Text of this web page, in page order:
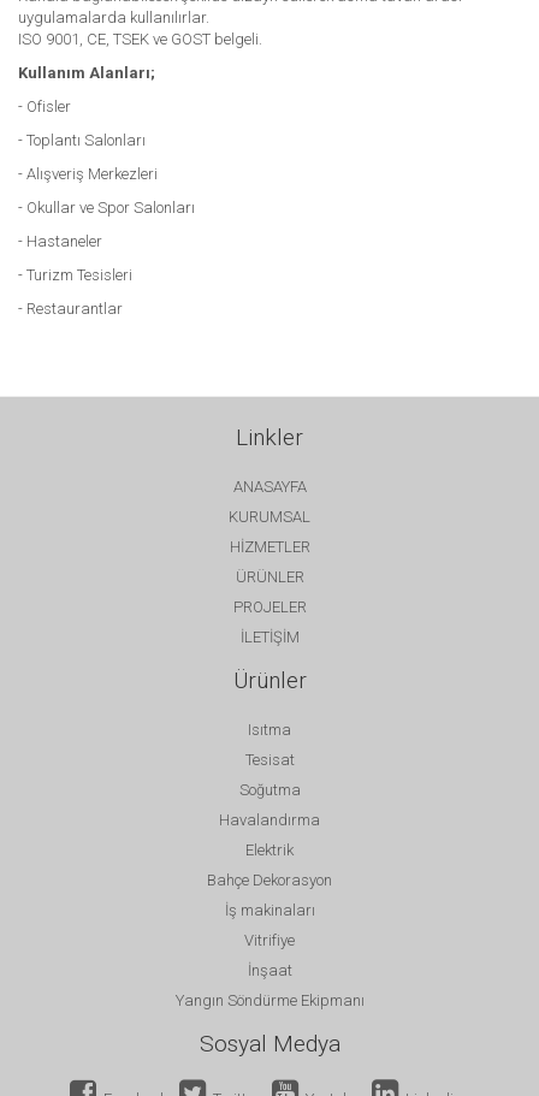
uygulamalarda kullanılırlar.
ISO 9001, CE, TSEK ve GOST belgeli.
Kullanım Alanları;
- Ofisler
- Toplantı Salonları
- Alışveriş Merkezleri
- Okullar ve Spor Salonları
- Hastaneler
- Turizm Tesisleri
- Restaurantlar
Linkler
ANASAYFA
KURUMSAL
HİZMETLER
ÜRÜNLER
PROJELER
İLETİŞİM
Ürünler
Isıtma
Tesisat
Soğutma
Havalandırma
Elektrik
Bahçe Dekorasyon
İş makinaları
Vitrifiye
İnşaat
Yangın Söndürme Ekipmanı
Sosyal Medya